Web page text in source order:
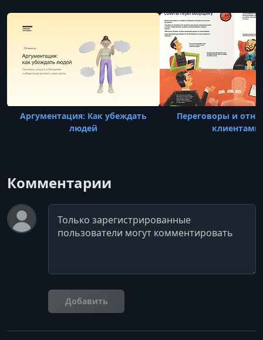
Аргументация: Как убеждать
людей
Переговоры и
клиентами
Комментарии
Комментарий
Добавить